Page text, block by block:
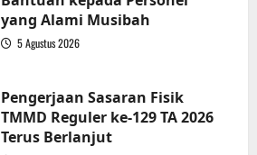
yang Alami Musibah
5 Agustus 2026
Pengerjaan Sasaran Fisik
TMMD Reguler ke-129 TA 2026
Terus Berlanjut